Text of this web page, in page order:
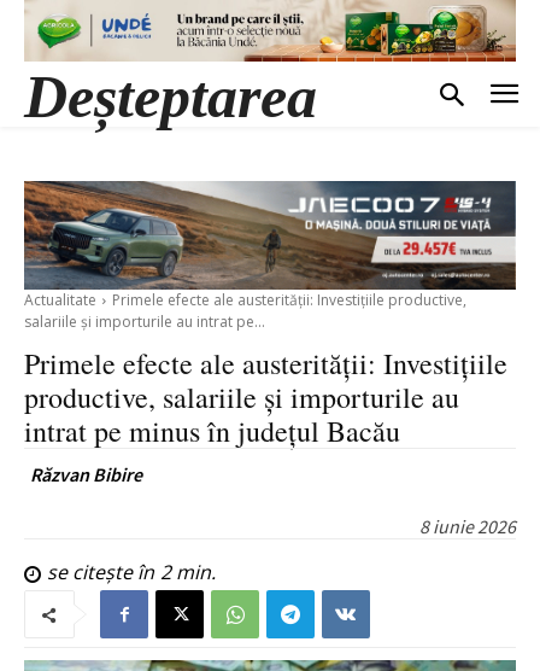
Deșteptarea
Actualitate
Primele efecte ale austerității: Investițiile productive,
salariile și importurile au intrat pe...
Primele efecte ale austerității: Investițiile
productive, salariile și importurile au
intrat pe minus în județul Bacău
Răzvan Bibire
8 iunie 2026
se citește în 2min.